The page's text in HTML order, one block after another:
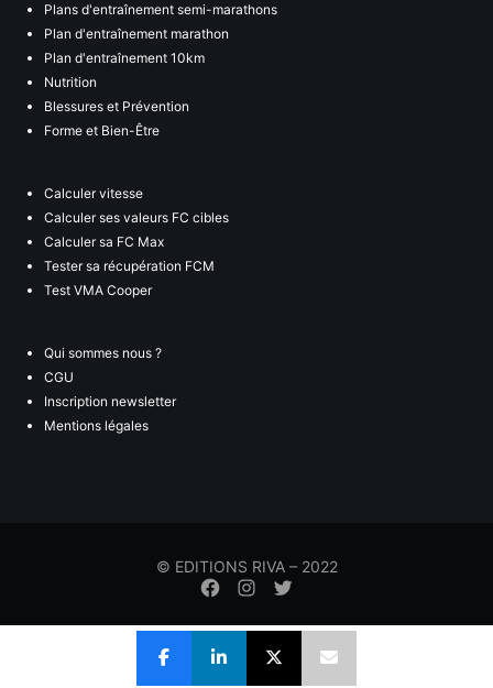
Plans d'entraînement semi-marathons
Plan d'entraînement marathon
Plan d'entraînement 10km
Nutrition
Blessures et Prévention
Forme et Bien-Être
Calculer vitesse
Calculer ses valeurs FC cibles
Calculer sa FC Max
Tester sa récupération FCM
Test VMA Cooper
Qui sommes nous ?
CGU
Inscription newsletter
Mentions légales
© EDITIONS RIVA – 2022
Élément
menude
de